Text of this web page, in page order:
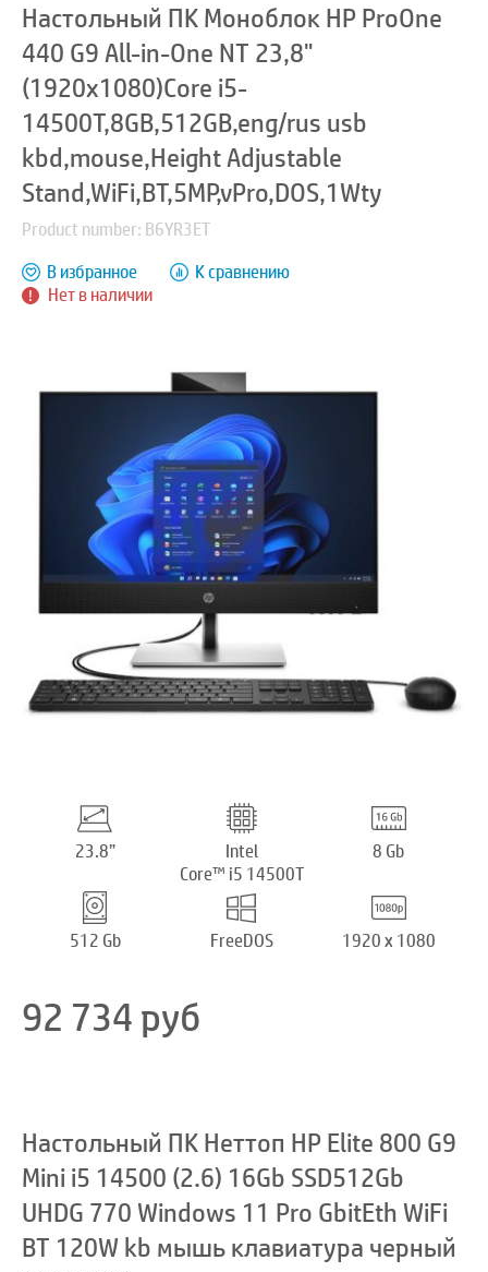
Настольный ПК Моноблок HP ProOne
440 G9 All-in-One NT 23,8"
(1920x1080)Core i5-
14500T,8GB,512GB,eng/rus usb
kbd,mouse,Height Adjustable
Stand,WiFi,BT,5MP,vPro,DOS,1Wty
Product number: B6YR3ET
Нет в наличии
В избранное К сравнению
23.8”
Intel
Core™ i5 14500T
8 Gb
512 Gb FreeDOS 1920 x 1080
92 734руб
Настольный ПК Неттоп HP Elite 800 G9
Mini i5 14500 (2.6) 16Gb SSD512Gb
UHDG 770 Windows 11 Pro GbitEth WiFi
BT 120W kb мышь клавиатура черный